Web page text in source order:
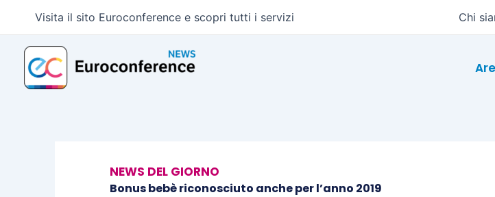
contenuto
Visita il sito Euroconference e scopri tutti i servizi Chi
NEWS DEL GIORNO
Bonus bebè riconosciuto anche per l’anno 2019